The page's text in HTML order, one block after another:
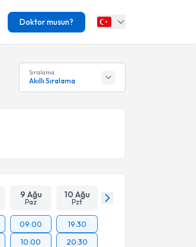
Doktor musun?
Sıralama
Akıllı Sıralama
9 Ağu
Paz
10 Ağu
Pzt
09:00
10:00
19:30
20:30